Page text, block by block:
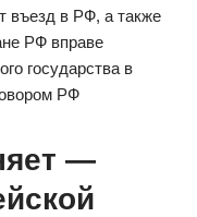
въезд в РФ, а также
РФ вправе
государства в
РФ
—